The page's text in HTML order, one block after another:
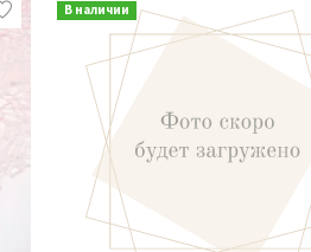
В наличии